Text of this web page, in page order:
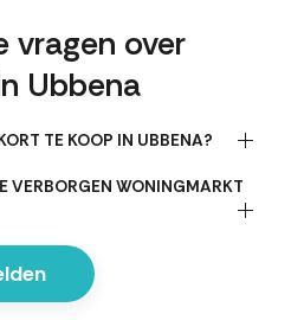
vragen over
Ubbena
TE KOOP IN UBBENA?
VERBORGEN WONINGMARKT